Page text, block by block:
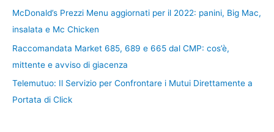
McDonald’s Prezzi Menu aggiornati per il 2022: panini, Big Mac,
insalata e Mc Chicken
Raccomandata Market 685, 689 e 665 dal CMP: cos’è,
mittente e avviso di giacenza
Telemutuo: Il Servizio per Confrontare i Mutui Direttamente a
Portata di Click